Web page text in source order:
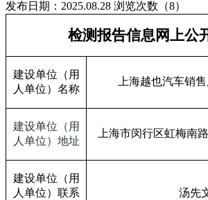
发布日期：2025.08.28 浏览次数（8）
检测报告信息网上公
建设单位（用
人单位）名称
上海越也汽车销
建设单位（用
人单位）地址
上海市闵行区虹梅南路
建设单位（用
人单位）联系
汤先